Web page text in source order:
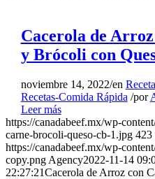
Cacerola de
y Brócoli con
noviembre 14, 2022/en
Recetas-Comida Rápida /por
Leer más
https://canadabeef.mx/wp-
carne-brocoli-queso-cb-1.jpg 423
https://canadabeef.mx/wp-
copy.png Agency2022-11-14
22:27:21Cacerola de Arroz con